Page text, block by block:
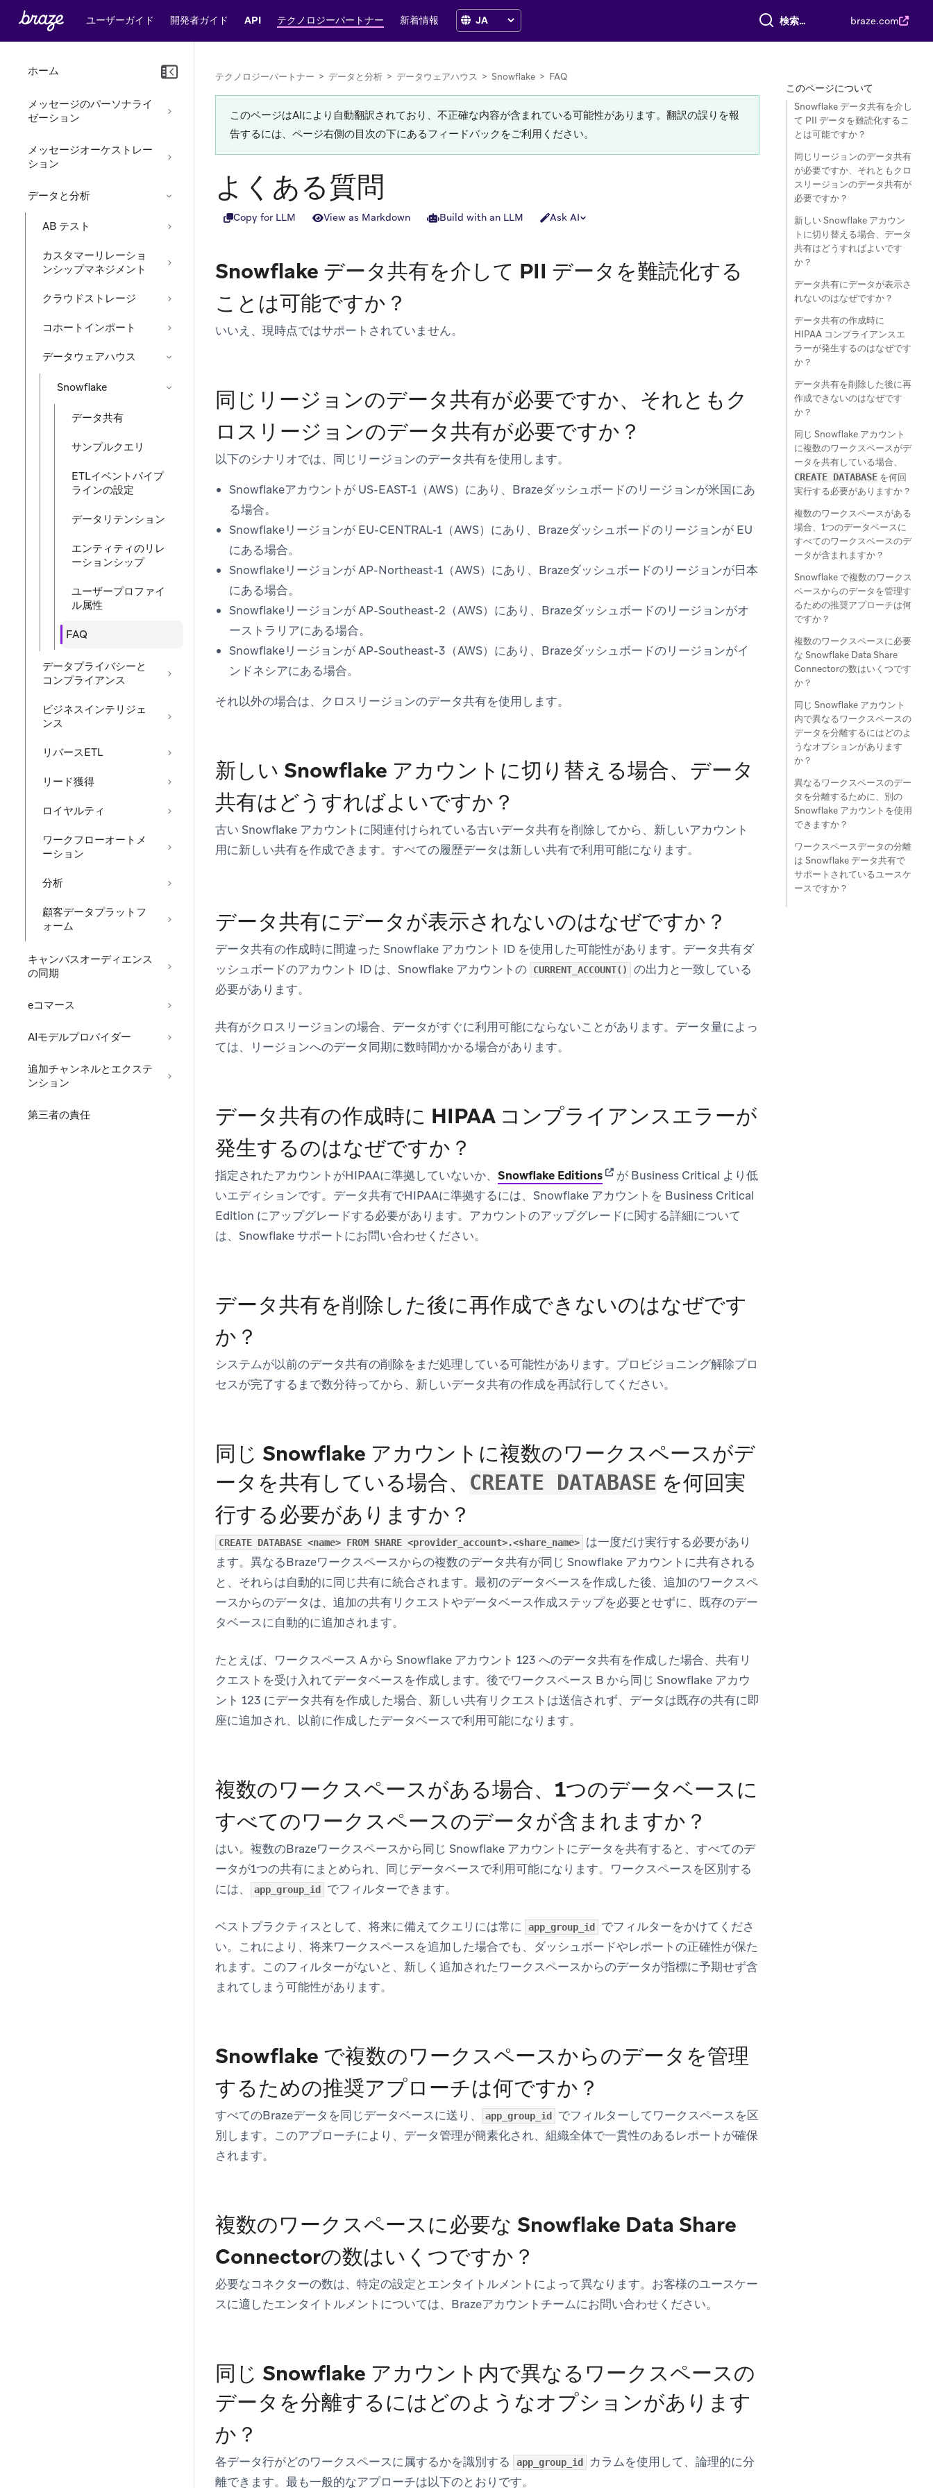
ユーザーガイド 開発者ガイド API テクノロジーパートナー 新着情報 すべて検索 braze.com
ホーム
メッセージのパーソナライ
ゼーション
メッセージオーケストレー
ション
データと分析
AB テスト
カスタマーリレーショ
ンシップマネジメント
クラウドストレージ
コホートインポート
データウェアハウス
Snowflake
データ共有
サンプルクエリ
ETLイベントパイプ
ラインの設定
データリテンション
エンティティのリレ
ーションシップ
ユーザープロファイ
ル属性
FAQ
データプライバシーと
コンプライアンス
ビジネスインテリジェ
ンス
リバースETL
リード獲得
ロイヤルティ
ワークフローオートメ
ーション
分析
顧客データプラットフ
ォーム
キャンバスオーディエンス
の同期
eコマース
AIモデルプロバイダー
追加チャンネルとエクステ
ンション
第三者の責任
テクノロジーパートナー > データと分析 > データウェアハウス > Snowflake > FAQ
このページはAIにより自動翻訳されており、不正確な内容が含まれている可能性があります。翻訳の誤りを報
告するには、ページ右側の目次の下にあるフィードバックをご利用ください。
よくある質問
Copy for LLM View as Markdown Build with an LLM Ask AI
Snowflake データ共有を介して PII データを難読化する
ことは可能ですか？
いいえ、現時点ではサポートされていません。
同じリージョンのデータ共有が必要ですか、それともク
ロスリージョンのデータ共有が必要ですか？
以下のシナリオでは、同じリージョンのデータ共有を使用します。
Snowflakeアカウントが US-EAST-1（AWS）にあり、Brazeダッシュボードのリージョンが米国にあ
る場合。
Snowflakeリージョンが EU-CENTRAL-1（AWS）にあり、Brazeダッシュボードのリージョンが EU
にある場合。
Snowflakeリージョンが AP-Northeast-1（AWS）にあり、Brazeダッシュボードのリージョンが日本
にある場合。
Snowflakeリージョンが AP-Southeast-2（AWS）にあり、Brazeダッシュボードのリージョンがオ
ーストラリアにある場合。
Snowflakeリージョンが AP-Southeast-3（AWS）にあり、Brazeダッシュボードのリージョンがイ
ンドネシアにある場合。
それ以外の場合は、クロスリージョンのデータ共有を使用します。
新しい Snowflake アカウントに切り替える場合、データ
共有はどうすればよいですか？
古い Snowflake アカウントに関連付けられている古いデータ共有を削除してから、新しいアカウント
用に新しい共有を作成できます。すべての履歴データは新しい共有で利用可能になります。
データ共有にデータが表示されないのはなぜですか？
データ共有の作成時に間違った Snowflake アカウント ID を使用した可能性があります。データ共有ダ
ッシュボードのアカウント ID は、Snowflake アカウントの
CURRENT_ACCOUNT()
の出力と一致している
必要があります。
共有がクロスリージョンの場合、データがすぐに利用可能にならないことがあります。データ量によっ
ては、リージョンへのデータ同期に数時間かかる場合があります。
データ共有の作成時に HIPAA コンプライアンスエラーが
発生するのはなぜですか？
指定されたアカウントがHIPAAに準拠していないか、 Snowflake Editions(opens in new tab)
が Business Critical より低
いエディションです。データ共有でHIPAAに準拠するには、Snowflake アカウントを Business Critical
Edition にアップグレードする必要があります。アカウントのアップグレードに関する詳細について
は、Snowflake サポートにお問い合わせください。
データ共有を削除した後に再作成できないのはなぜです
か？
システムが以前のデータ共有の削除をまだ処理している可能性があります。プロビジョニング解除プロ
セスが完了するまで数分待ってから、新しいデータ共有の作成を再試行してください。
同じ Snowflake アカウントに複数のワークスペースがデ
ータを共有している場合、
CREATE DATABASE を何回実
行する必要がありますか？
CREATE DATABASE <name> FROM SHARE <provider_account>.<share_name>
は一度だけ実行する必要があり
ます。異なるBrazeワークスペースからの複数のデータ共有が同じ Snowflake アカウントに共有される
と、それらは自動的に同じ共有に統合されます。最初のデータベースを作成した後、追加のワークスペ
ースからのデータは、追加の共有リクエストやデータベース作成ステップを必要とせずに、既存のデー
タベースに自動的に追加されます。
たとえば、ワークスペース A から Snowflake アカウント 123 へのデータ共有を作成した場合、共有リ
クエストを受け入れてデータベースを作成します。後でワークスペース B から同じ Snowflake アカウ
ント 123 にデータ共有を作成した場合、新しい共有リクエストは送信されず、データは既存の共有に即
座に追加され、以前に作成したデータベースで利用可能になります。
複数のワークスペースがある場合、1つのデータベースに
すべてのワークスペースのデータが含まれますか？
はい。複数のBrazeワークスペースから同じ Snowflake アカウントにデータを共有すると、すべてのデ
ータが1つの共有にまとめられ、同じデータベースで利用可能になります。ワークスペースを区別する
には、
app_group_id でフィルターできます。
ベストプラクティスとして、将来に備えてクエリには常に app_group_id
でフィルターをかけてくださ
い。これにより、将来ワークスペースを追加した場合でも、ダッシュボードやレポートの正確性が保た
れます。このフィルターがないと、新しく追加されたワークスペースからのデータが指標に予期せず含
まれてしまう可能性があります。
Snowflake で複数のワークスペースからのデータを管理
するための推奨アプローチは何ですか？
すべてのBrazeデータを同じデータベースに送り、 app_group_id
でフィルターしてワークスペースを区
別します。このアプローチにより、データ管理が簡素化され、組織全体で一貫性のあるレポートが確保
されます。
複数のワークスペースに必要な Snowflake Data Share
Connectorの数はいくつですか？
必要なコネクターの数は、特定の設定とエンタイトルメントによって異なります。お客様のユースケー
スに適したエンタイトルメントについては、Brazeアカウントチームにお問い合わせください。
同じ Snowflake アカウント内で異なるワークスペースの
データを分離するにはどのようなオプションがあります
か？
各データ行がどのワークスペースに属するかを識別する app_group_id
カラムを使用して、論理的に分
離できます。最も一般的なアプローチは以下のとおりです。
このページについて
Snowflake データ共有を介し
て PII データを難読化するこ
とは可能ですか？
同じリージョンのデータ共有
が必要ですか、それともクロ
スリージョンのデータ共有が
必要ですか？
新しい Snowflake アカウン
トに切り替える場合、データ
共有はどうすればよいです
か？
データ共有にデータが表示さ
れないのはなぜですか？
データ共有の作成時に
HIPAA コンプライアンスエ
ラーが発生するのはなぜです
か？
データ共有を削除した後に再
作成できないのはなぜです
か？
同じ Snowflake アカウント
に複数のワークスペースがデ
ータを共有している場合、
CREATE DATABASE を何回
実行する必要がありますか？
複数のワークスペースがある
場合、1つのデータベースに
すべてのワークスペースのデ
ータが含まれますか？
Snowflake で複数のワークス
ペースからのデータを管理す
るための推奨アプローチは何
ですか？
複数のワークスペースに必要
な Snowflake Data Share
Connectorの数はいくつです
か？
同じ Snowflake アカウント
内で異なるワークスペースの
データを分離するにはどのよ
うなオプションがあります
か？
異なるワークスペースのデー
タを分離するために、別の
Snowflake アカウントを使用
できますか？
ワークスペースデータの分離
は Snowflake データ共有で
サポートされているユースケ
ースですか？